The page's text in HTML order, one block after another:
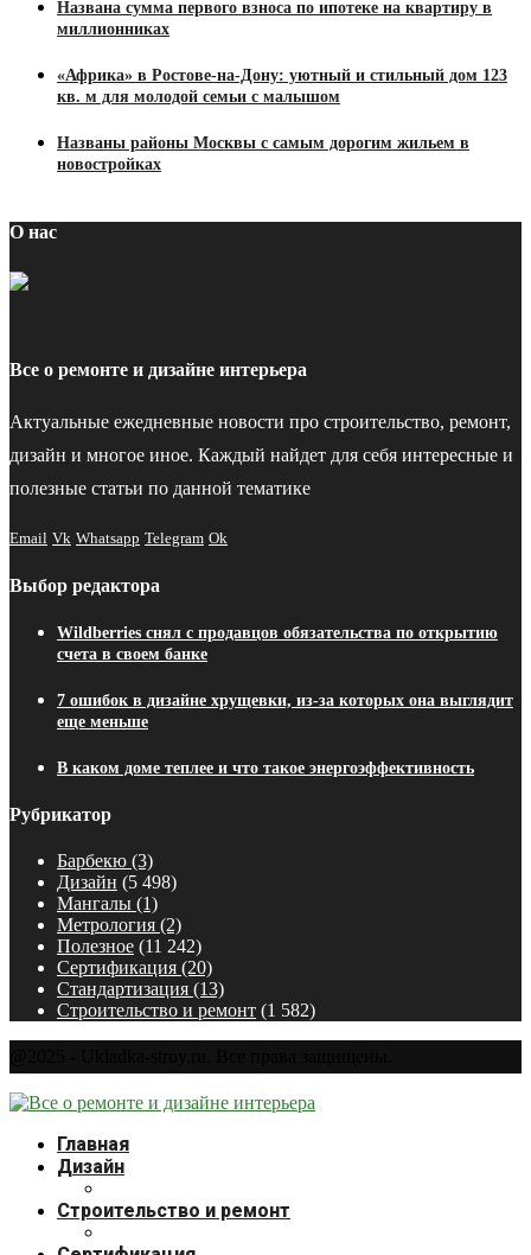
Названа сумма первого взноса по ипотеке на квартиру в
миллионниках
«Африка» в Ростове-на-Дону: уютный и стильный дом 123
кв. м для молодой семьи с малышом
Названы районы Москвы с самым дорогим жильем в
новостройках
О нас
Все о ремонте и дизайне интерьера
Актуальные ежедневные новости про строительство, ремонт,
дизайн и многое иное. Каждый найдет для себя интересные и
полезные статьи по данной тематике
Email Vk Whatsapp Telegram Ok
Выбор редактора
Wildberries снял с продавцов обязательства по открытию
счета в своем банке
7 ошибок в дизайне хрущевки, из-за которых она выглядит
еще меньше
В каком доме теплее и что такое энергоэффективность
Рубрикатор
Барбекю (3)
Дизайн (5 498)
Мангалы (1)
Метрология (2)
Полезное (11 242)
Сертификация (20)
Стандартизация (13)
Строительство и ремонт (1 582)
Главная
Дизайн
Строительство и ремонт